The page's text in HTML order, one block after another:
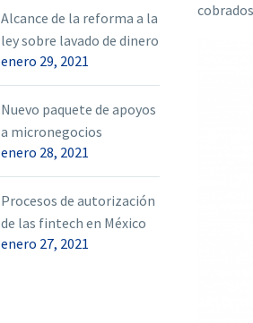
Alcance de la reforma a la
ley sobre lavado de dinero
enero 29, 2021
Nuevo paquete de apoyos
a micronegocios
enero 28, 2021
Procesos de autorización
de las fintech en México
enero 27, 2021